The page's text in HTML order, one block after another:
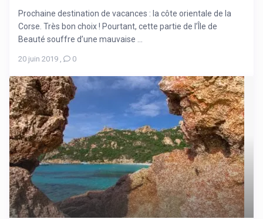
Prochaine destination de vacances : la côte orientale de la
Corse. Très bon choix ! Pourtant, cette partie de l’Île de
Beauté souffre d’une mauvaise ...
20 juin 2019 , 0